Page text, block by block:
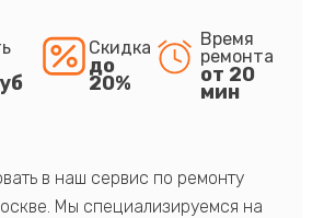
Скидка
до
20%
Время
ремонта
от 20
мин
в наш сервис по ремонту
Мы специализируемся на